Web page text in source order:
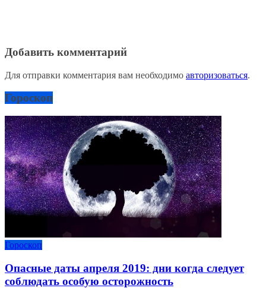
Добавить комментарий
Для отправки комментария вам необходимо авторизоваться.
Гороскоп
Гороскоп
Опасные даты апреля 2019: дни когда следует
соблюдать особую осторожность